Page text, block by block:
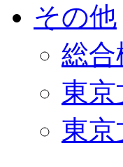
その他
総合
東
東京